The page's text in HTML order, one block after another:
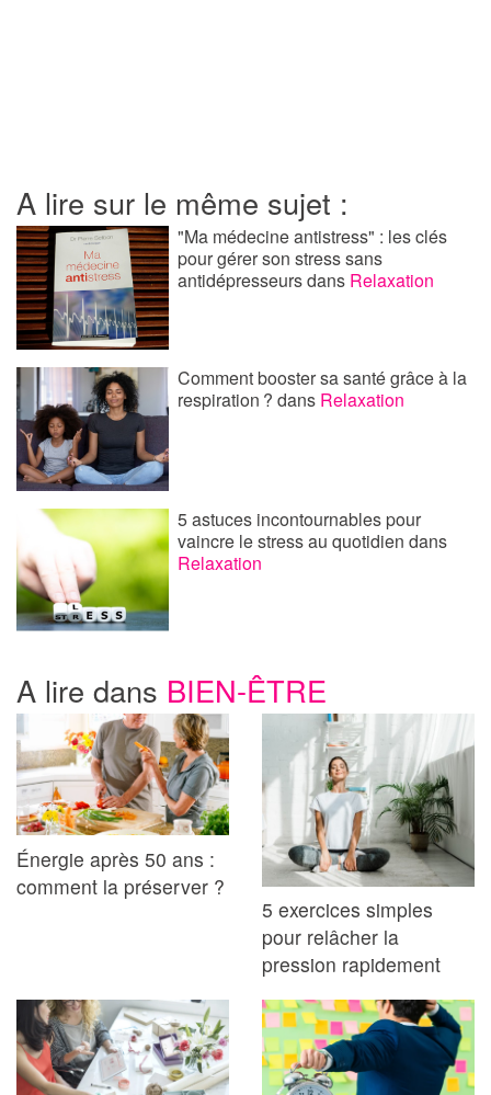
A lire sur le même sujet :
"Ma médecine antistress" : les clés
pour gérer son stress sans
antidépresseursdans Relaxation
Comment booster sa santé grâce à la
respiration ?dans Relaxation
5 astuces incontournables pour
vaincre le stress au quotidiendans
Relaxation
A lire dans BIEN-ÊTRE
Énergie après 50 ans :
comment la préserver ?
5 exercices simples
pour relâcher la
pression rapidement